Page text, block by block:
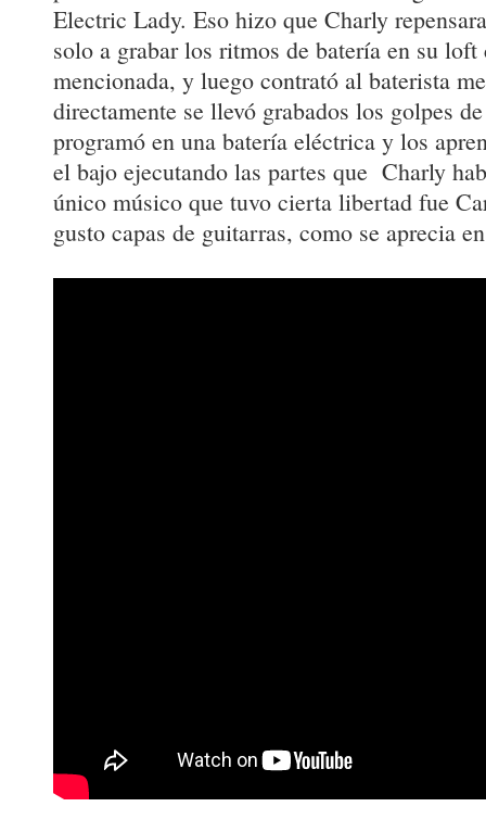
Electric Lady. Eso hizo que Charly
solo a grabar los ritmos de batería en su loft
mencionada, y luego contrató al baterista
directamente se llevó grabados los golpes
programó en una batería eléctrica y los
el bajo ejecutando las partes que Charly
único músico que tuvo cierta libertad fue
gusto capas de guitarras, como se aprecia